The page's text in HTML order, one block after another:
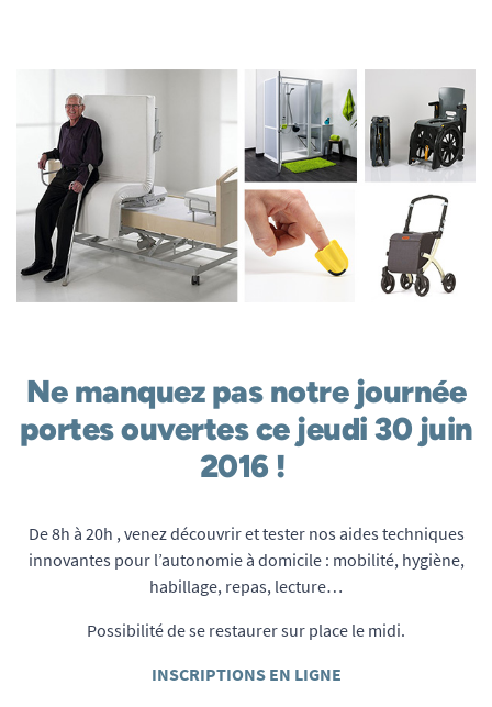
Ne manquez pas notre journée
portes ouvertes ce jeudi 30 juin
2016 !
De 8h à 20h , venez découvrir et tester nos aides techniques
innovantes pour l’autonomie à domicile : mobilité, hygiène,
habillage, repas, lecture…
Possibilité de se restaurer sur place le midi.
INSCRIPTIONS EN LIGNE